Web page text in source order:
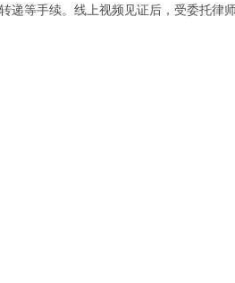
递等手续。线上视频见证后，受委托律